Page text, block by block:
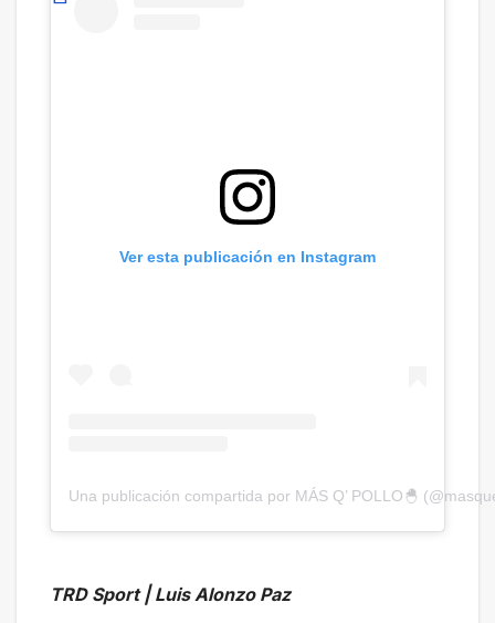
Ver esta publicación en Instagram
Una publicación compartida por MÁS Q’ POLLO🐣
TRD Sport | Luis Alonzo Paz